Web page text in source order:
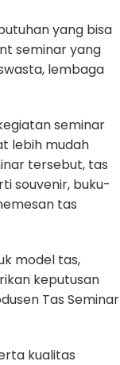
yang bisa
seminar yang
lembaga
seminar
lebih mudah
tersebut, tas
souvenir, buku-
tas
model tas,
keputusan
Tas Seminar
kualitas